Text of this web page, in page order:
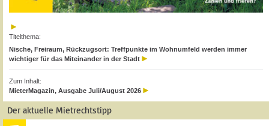
Titelthema:
Nische, Freiraum, Rückzugsort: Treffpunkte im Wohnumfeld werden immer
wichtiger für das Miteinander in der Stadt
Zum Inhalt:
MieterMagazin, Ausgabe Juli/August 2026
Der aktuelle Mietrechtstipp